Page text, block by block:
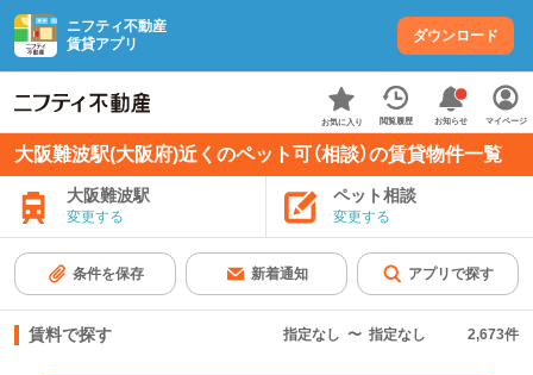
ニフティ不動産
賃貸アプリ
ダウンロード
お気に入り 閲覧履歴 お知らせ マイページ
大阪難波駅(大阪府)近くのペット可（相談）の賃貸物件一覧
大阪難波駅
変更する
ペット相談
変更する
条件を保存 新着通知 アプリで探す
賃料で探す 指定なし 〜 指定なし 2,673件